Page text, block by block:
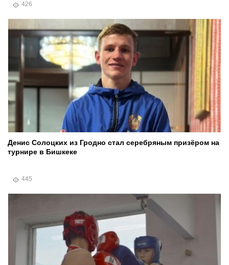
426
Денис Солоцких из Гродно стал серебряным призёром на
турнире в Бишкеке
445